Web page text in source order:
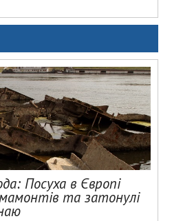
Посуха в Європі
та затонулі